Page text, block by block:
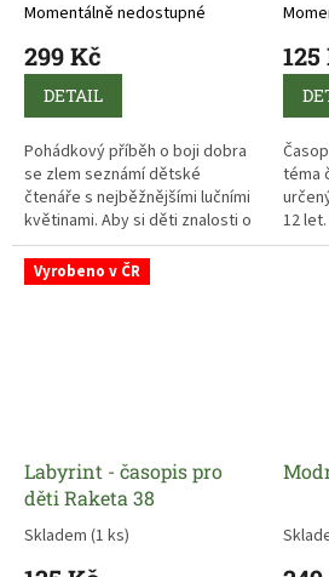
Momentálně nedostupné
299 Kč
DETAIL
Pohádkový příběh o boji dobra
se zlem seznámí dětské
čtenáře s nejběžnějšími lučními
květinami. Aby si děti znalosti o
rostlinách upevnily, následují za
každou kapitolou jednoduché
otázky. Příběh je určen
125
téma
12 let.
Vyrobeno v ČR
Labyrint - časopis pro
děti Raketa 38
Skladem (1 ks)